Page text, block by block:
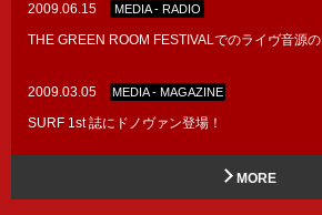
2009.06.15 MEDIA - RADIO
THE GREEN ROOM FESTIVALでのライヴ音源
2009.03.05 MEDIA - MAGAZINE
SURF 1st 誌にドノヴァン登場！
MORE